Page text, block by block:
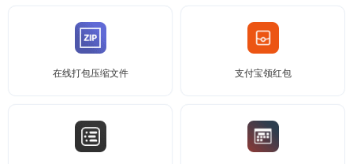
在线打包压缩文件 支付宝领红包